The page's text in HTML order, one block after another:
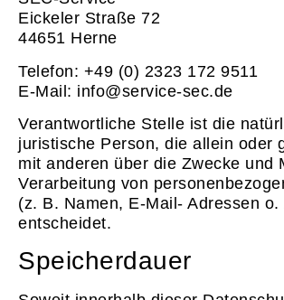
Eickeler Straße 72
44651 Herne
Telefon: +49 (0) 2323 172 9511
E-Mail: info@service-sec.de
Verantwortliche Stelle ist die
juristische Person, die allein oder
mit anderen über die Zwecke und
Verarbeitung von
(z. B. Namen, E-Mail- Adressen o.
entscheidet.
Speicherdauer